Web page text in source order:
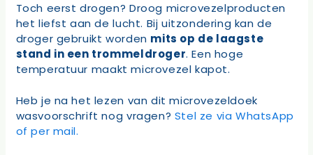
Toch eerst drogen? Droog microvezelproducten
het liefst aan de lucht. Bij uitzondering kan de
droger gebruikt worden mits op de laagste
stand in een trommeldroger. Een hoge
temperatuur maakt microvezel kapot.
Heb je na het lezen van dit microvezeldoek
wasvoorschrift nog vragen? Stel ze via WhatsApp
of per mail.